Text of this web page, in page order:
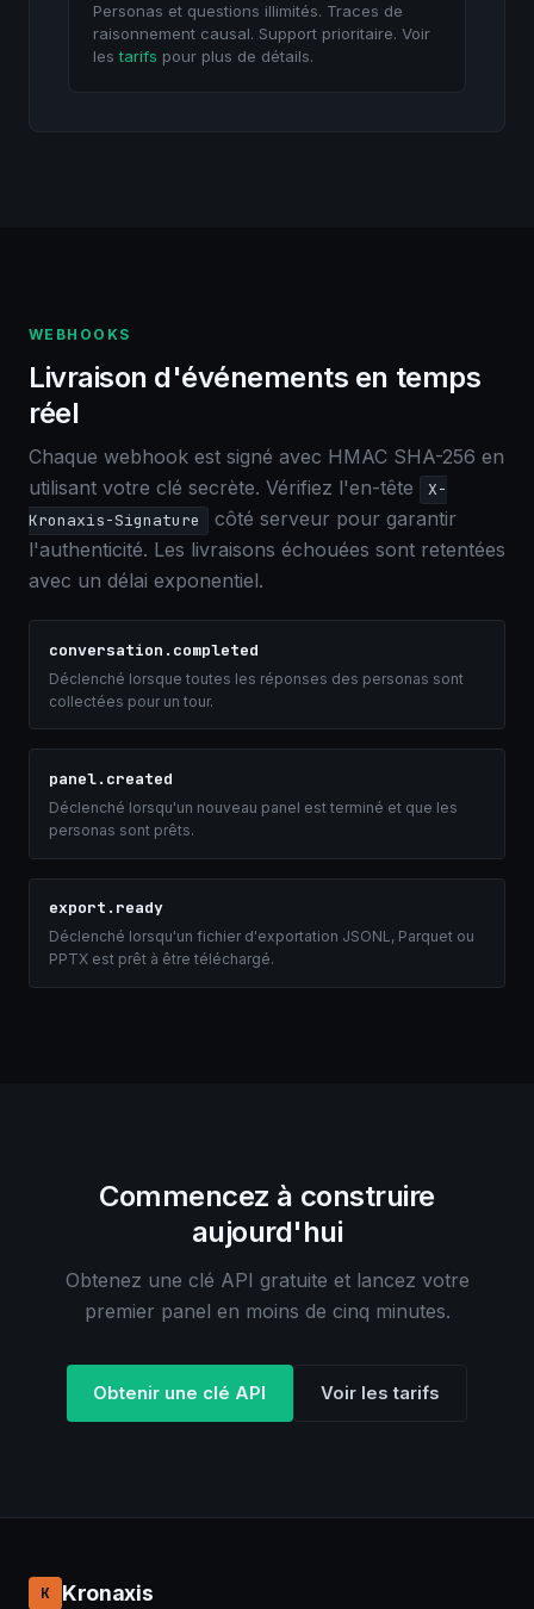
Personas et questions illimités. Traces de
raisonnement causal. Support prioritaire. Voir
lestarifs pour plus de détails.
WEBHOOKS
Livraison d'événements en temps
réel
Chaque webhook est signé avec HMAC SHA-256 en
utilisant votre clé secrète. Vérifiez l'en-tête
X-
Kronaxis-Signature
côté serveur pour garantir
l'authenticité. Les livraisons échouées sont retentées
avec un délai exponentiel.
conversation.completed
Déclenché lorsque toutes les réponses des personas sont
collectées pour un tour.
panel.created
Déclenché lorsqu'un nouveau panel est terminé et que les
personas sont prêts.
export.ready
Déclenché lorsqu'un fichier d'exportation JSONL, Parquet ou
PPTX est prêt à être téléchargé.
Commencez à construire
aujourd'hui
Obtenez une clé API gratuite et lancez votre
premier panel en moins de cinq minutes.
Obtenir une clé API Voir les tarifs
K Kronaxis